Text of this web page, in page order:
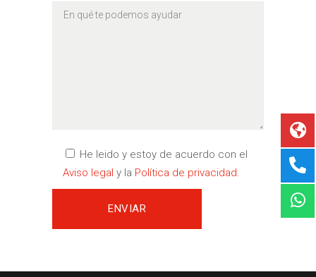
He leido y estoy de acuerdo con el
Aviso legal y la Política de privacidad.